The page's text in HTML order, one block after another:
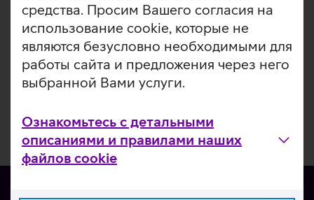
средства. Просим Вашего согласия на
использование cookie, которые не
являются безусловно необходимыми для
работы сайта и предложения через него
выбранной Вами услуги.
Ознакомьтесь с детальными
описаниями и правилами наших
файлов cookie